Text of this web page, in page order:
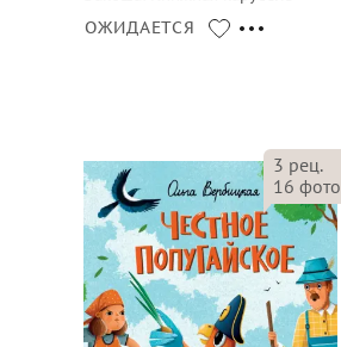
ОЖИДАЕТСЯ
3 рец.
16 фото